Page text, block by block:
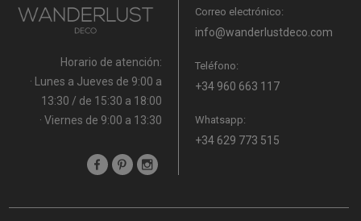
Horario de atención:
· Lunes a Jueves de 9:00 a
13:30 / de 15:30 a 18:00
· Viernes de 9:00 a 13:30
Correo electrónico:
info@wanderlustdeco.com
Teléfono:
+34 960 663 117
Whatsapp:
+34 629 773 515